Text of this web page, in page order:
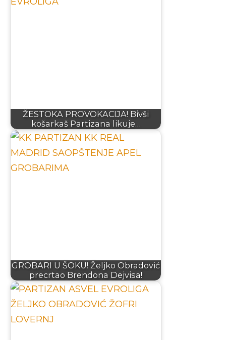
ŽESTOKA PROVOKACIJA! Bivši
košarkaš Partizana likuje…
GROBARI U ŠOKU! Željko Obradović
precrtao Brendona Dejvisa!